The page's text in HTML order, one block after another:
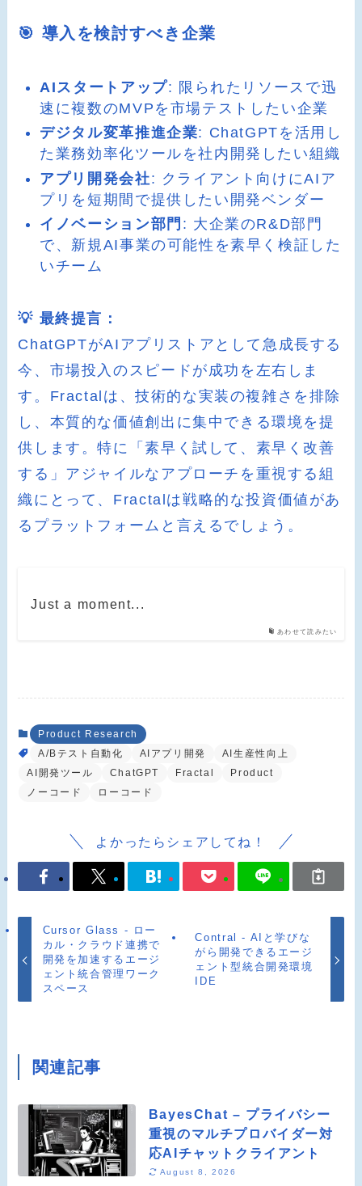
🎯 導入を検討すべき企業
AIスタートアップ: 限られたリソースで迅
速に複数のMVPを市場テストしたい企業
デジタル変革推進企業: ChatGPTを活用し
た業務効率化ツールを社内開発したい組織
アプリ開発会社: クライアント向けにAIア
プリを短期間で提供したい開発ベンダー
イノベーション部門 : 大企業のR&D部門
で、新規AI事業の可能性を素早く検証した
いチーム
💡 最終提言：
ChatGPTがAIアプリストアとして急成長する
今、市場投入のスピードが成功を左右しま
す。Fractalは、技術的な実装の複雑さを排除
し、本質的な価値創出に集中できる環境を提
供します。特に「素早く試して、素早く改善
する」アジャイルなアプローチを重視する組
織にとって、Fractalは戦略的な投資価値があ
るプラットフォームと言えるでしょう。
あわせて読みたい
Just a moment...
Product Research
A/Bテスト自動化
AIアプリ開発
AI生産性向上
AI開発ツール
ChatGPT Fractal
Product
ノーコード
ローコード
よかったらシェアしてね！
Cursor Glass - ロー
カル・クラウド連携で
開発を加速するエージ
ェント統合管理ワーク
スペース
Contral - AIと学びな
がら開発できるエージ
ェント型統合開発環境
IDE
関連記事
BayesChat – プライバシー
重視のマルチプロバイダー対
応AIチャットクライアント
August 8, 2026